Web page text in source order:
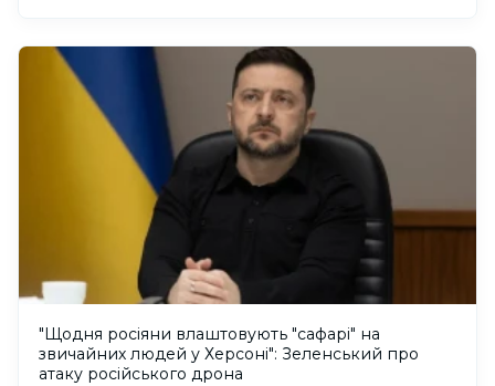
"Щодня росіяни влаштовують "сафарі" на
звичайних людей у Херсоні": Зеленський про
атаку російського дрона